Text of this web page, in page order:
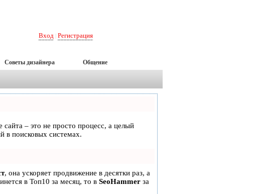
Вход Регистрация
Советы дизайнера Общение
сайта – это не просто процесс, а целый
в поисковых системах.
, она ускоряет продвижение в десятки раз, а
в Топ10 за месяц, то в SeoHammer за